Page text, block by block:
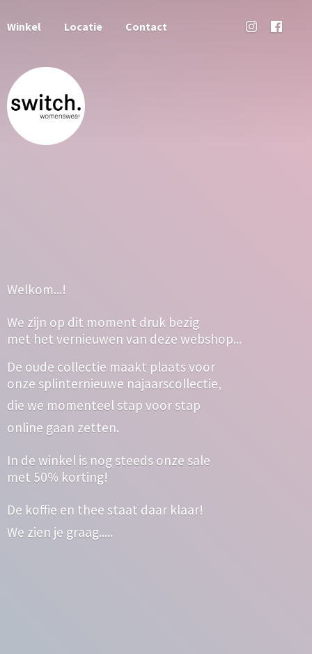
Winkel Locatie Contact
Welkom...!
We zijn op dit moment druk bezig
met het vernieuwen van deze webshop...
De oude collectie maakt plaats voor
onze splinternieuwe najaarscollectie,
die we momenteel stap voor stap
online gaan zetten.
In de winkel is nog steeds onze sale
met 50% korting!
De koffie en thee staat daar klaar!
We zien je graag.....